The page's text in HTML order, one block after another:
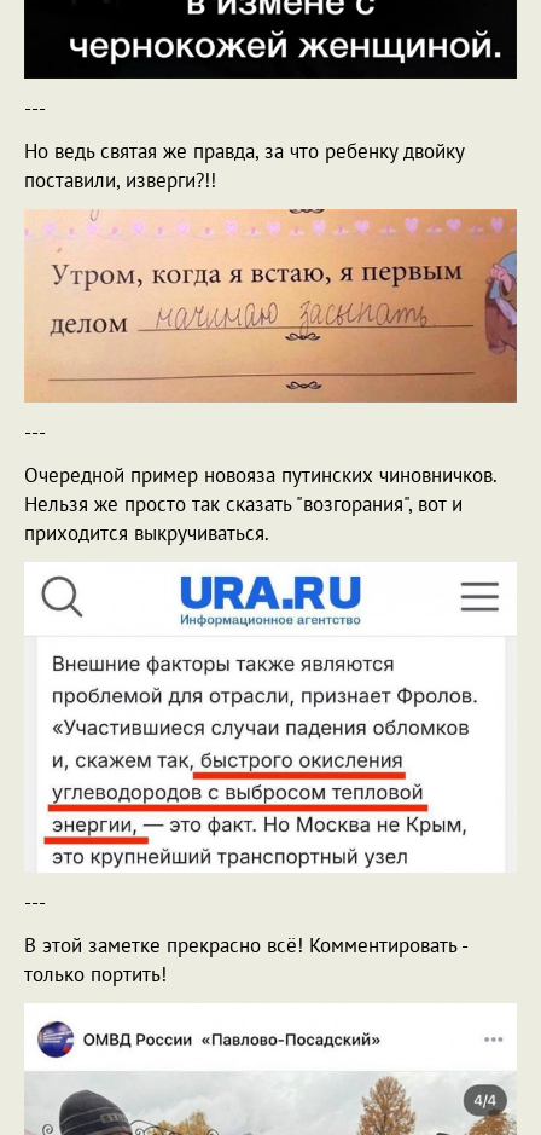
---
Но ведь святая же правда, за что ребенку двойку
поставили, изверги?!!
---
Очередной пример новояза путинских чиновничков.
Нельзя же просто так сказать "возгорания", вот и
приходится выкручиваться.
---
В этой заметке прекрасно всё! Комментировать -
только портить!